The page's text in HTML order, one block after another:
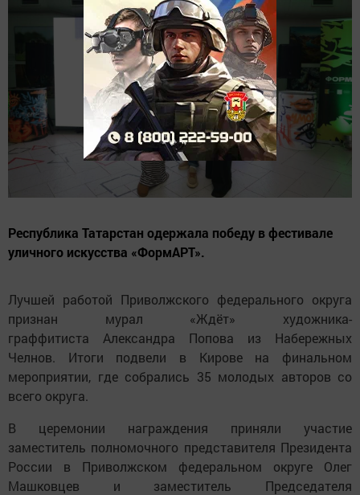
Республика Татарстан одержала победу в фестивале
уличного искусства «ФормАРТ».
Лучшей работой Приволжского федерального округа
признан мурал «Ждёт» художника-
граффитиста Александра Попова из Набережных
Челнов. Итоги подвели в Кирове на финальном
мероприятии, где собрались 35 молодых авторов со
всего округа.
В церемонии награждения приняли участие
заместитель полномочного представителя Президента
России в Приволжском федеральном округе Олег
Машковцев и заместитель Председателя